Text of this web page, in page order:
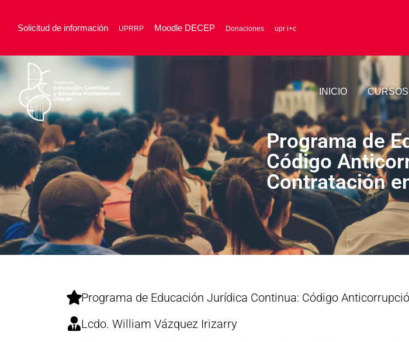
Solicitud de información UPRRP Moodle DECEP Donaciones upr i+c
INICIO CURSOS
Programa de
Código
Contratación
Programa de Educación Jurídica Continua: Código
Lcdo. William Vázquez Irizarry